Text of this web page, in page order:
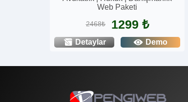
Web Paketi
2468₺ 1299 ₺
Detaylar Demo